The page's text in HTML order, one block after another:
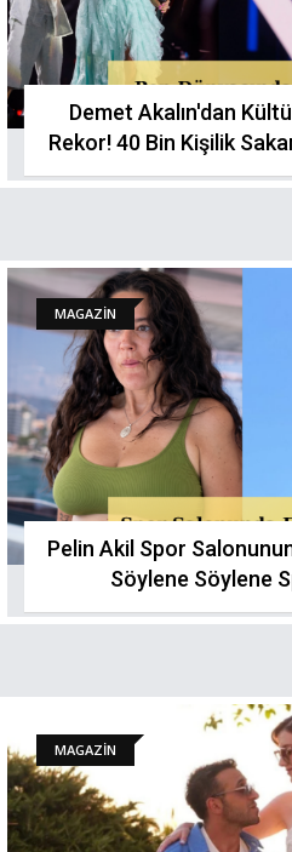
Demet Akalın'dan
Rekor! 40 Bin Kişilik
MAGAZİN
Pelin Akil Spor
Söylene Söylene
MAGAZİN